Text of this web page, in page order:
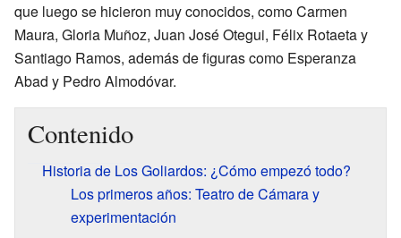
que luego se hicieron muy conocidos, como Carmen
Maura, Gloria Muñoz, Juan José Otegui, Félix Rotaeta y
Santiago Ramos, además de figuras como Esperanza
Abad y Pedro Almodóvar.
Contenido
Historia de Los Goliardos: ¿Cómo empezó todo?
Los primeros años: Teatro de Cámara y
experimentación